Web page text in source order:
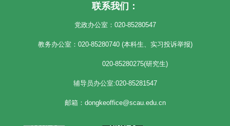
联系我们：
党政办公室：020-85280547
教务办公室：020-85280740 (本科生、实习投诉举报)
020-85280275(研究生)
辅导员办公室:020-85281547
邮箱：dongkeoffice@scau.edu.cn